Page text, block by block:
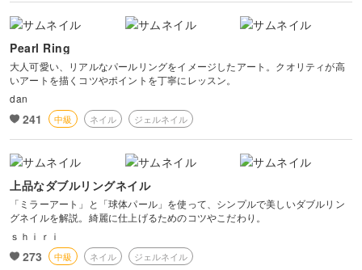
Pearl Ring
大人可愛い、リアルなパールリングをイメージしたアート。クオリティが高
いアートを描くコツやポイントを丁寧にレッスン。
dan
241 中級 ネイル ジェルネイル
上品なダブルリングネイル
「ミラーアート」と「球体パール」を使って、シンプルで美しいダブルリン
グネイルを解説。綺麗に仕上げるためのコツやこだわり。
ｓｈｉｒｉ
273 中級 ネイル ジェルネイル